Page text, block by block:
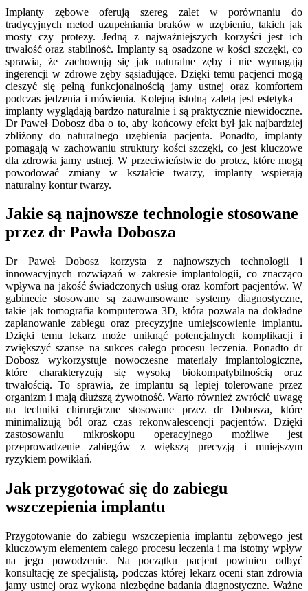
Implanty zębowe oferują szereg zalet w porównaniu do
tradycyjnych metod uzupełniania braków w uzębieniu, takich jak
mosty czy protezy. Jedną z najważniejszych korzyści jest ich
trwałość oraz stabilność. Implanty są osadzone w kości szczęki, co
sprawia, że zachowują się jak naturalne zęby i nie wymagają
ingerencji w zdrowe zęby sąsiadujące. Dzięki temu pacjenci mogą
cieszyć się pełną funkcjonalnością jamy ustnej oraz komfortem
podczas jedzenia i mówienia. Kolejną istotną zaletą jest estetyka –
implanty wyglądają bardzo naturalnie i są praktycznie niewidoczne.
Dr Paweł Dobosz dba o to, aby końcowy efekt był jak najbardziej
zbliżony do naturalnego uzębienia pacjenta. Ponadto, implanty
pomagają w zachowaniu struktury kości szczęki, co jest kluczowe
dla zdrowia jamy ustnej. W przeciwieństwie do protez, które mogą
powodować zmiany w kształcie twarzy, implanty wspierają
naturalny kontur twarzy.
Jakie są najnowsze technologie stosowane
przez dr Pawła Dobosza
Dr Paweł Dobosz korzysta z najnowszych technologii i
innowacyjnych rozwiązań w zakresie implantologii, co znacząco
wpływa na jakość świadczonych usług oraz komfort pacjentów. W
gabinecie stosowane są zaawansowane systemy diagnostyczne,
takie jak tomografia komputerowa 3D, która pozwala na dokładne
zaplanowanie zabiegu oraz precyzyjne umiejscowienie implantu.
Dzięki temu lekarz może uniknąć potencjalnych komplikacji i
zwiększyć szanse na sukces całego procesu leczenia. Ponadto dr
Dobosz wykorzystuje nowoczesne materiały implantologiczne,
które charakteryzują się wysoką biokompatybilnością oraz
trwałością. To sprawia, że implantu są lepiej tolerowane przez
organizm i mają dłuższą żywotność. Warto również zwrócić uwagę
na techniki chirurgiczne stosowane przez dr Dobosza, które
minimalizują ból oraz czas rekonwalescencji pacjentów. Dzięki
zastosowaniu mikroskopu operacyjnego możliwe jest
przeprowadzenie zabiegów z większą precyzją i mniejszym
ryzykiem powikłań.
Jak przygotować się do zabiegu
wszczepienia implantu
Przygotowanie do zabiegu wszczepienia implantu zębowego jest
kluczowym elementem całego procesu leczenia i ma istotny wpływ
na jego powodzenie. Na początku pacjent powinien odbyć
konsultację ze specjalistą, podczas której lekarz oceni stan zdrowia
jamy ustnej oraz wykona niezbędne badania diagnostyczne. Ważne